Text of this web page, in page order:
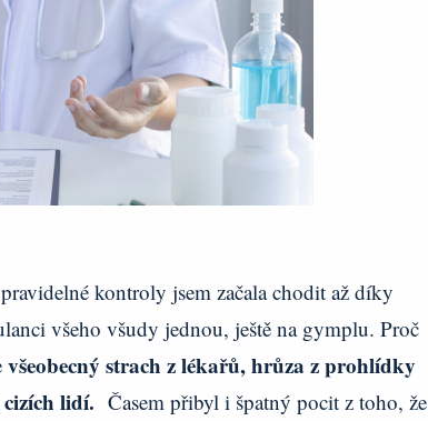
kontroly jsem začala chodit až díky
všeho všudy jednou, ještě na gymplu. Proč
všeobecný strach z lékařů, hrůza z prohlídky
lidí. Časem přibyl i špatný pocit z toho, že